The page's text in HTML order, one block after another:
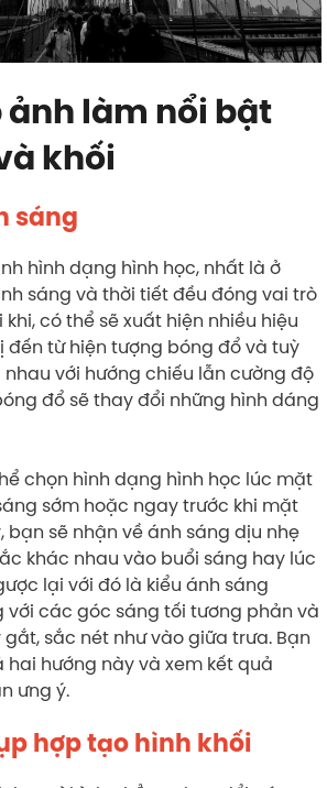
ảnh làm nổi bật
khối
sáng
hình dạng hình học, nhất là ở
sáng và thời tiết đều đóng vai trò
có thể sẽ xuất hiện nhiều hiệu
đến từ hiện tượng bóng đổ và tuỳ
với hướng chiếu lẫn cường độ
đổ sẽ thay đổi những hình dáng
chọn hình dạng hình học lúc mặt
sớm hoặc ngay trước khi mặt
bạn sẽ nhận về ánh sáng dịu nhẹ
khác nhau vào buổi sáng hay lúc
lại với đó là kiểu ánh sáng
với các góc sáng tối tương phản và
sắc nét như vào giữa trưa. Bạn
hai hướng này và xem kết quả
ưng ý.
hợp tạo hình khối